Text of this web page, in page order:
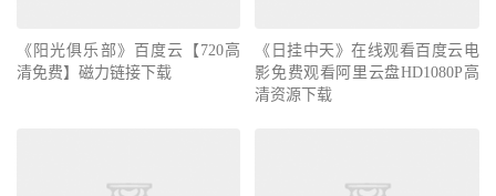
《阳光俱乐部》百度云【720高
清免费】磁力链接下载
《日挂中天》在线观看百度云电
影免费观看阿里云盘HD1080P高
清资源下载